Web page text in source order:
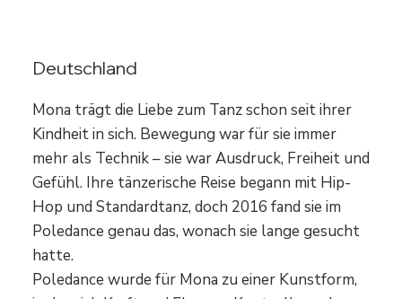
Deutschland
Mona trägt die Liebe zum Tanz schon seit ihrer
Kindheit in sich. Bewegung war für sie immer
mehr als Technik – sie war Ausdruck, Freiheit und
Gefühl. Ihre tänzerische Reise begann mit Hip-
Hop und Standardtanz, doch 2016 fand sie im
Poledance genau das, wonach sie lange gesucht
hatte.
Poledance wurde für Mona zu einer Kunstform,